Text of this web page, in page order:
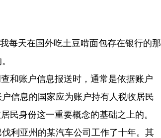
天在国外吃土豆啃面包存在银行的那
和账户信息报送时，通常是依据账户
信息的国家应为账户持有人税收居民
民身份这一重要概念的基础之上的。
利亚州的某汽车公司工作了十年。其